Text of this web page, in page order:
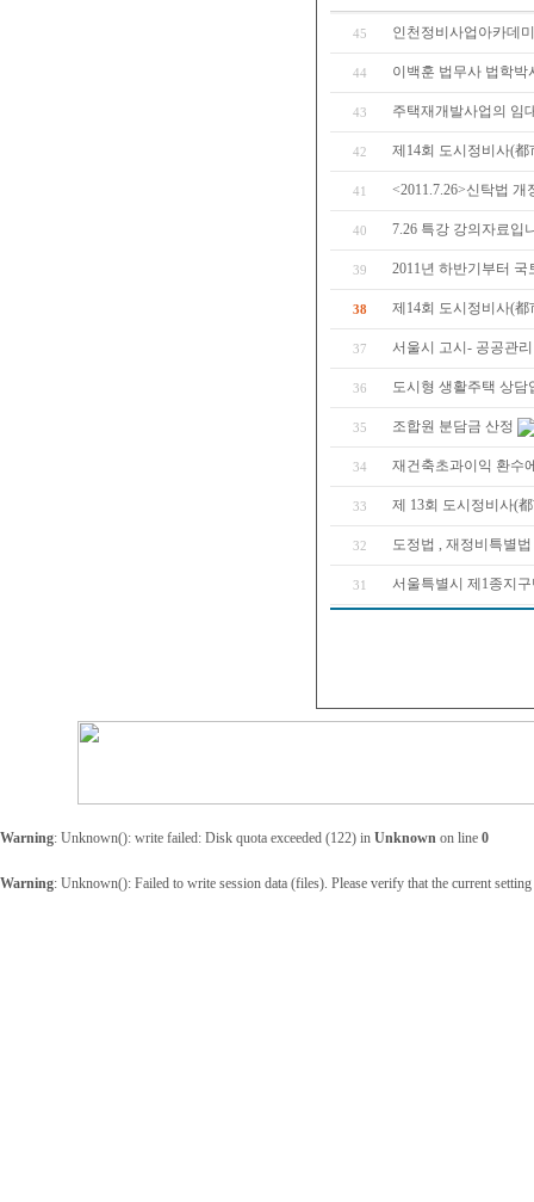
45 인천정비사업아카데
44 이백훈 법무사 법학박
43 주택재개발사업의 임
42 제14회 도시정비사(
41 <2011.7.26>신탁법 개
40 7.26 특강 강의자료
39 2011년 하반기부터
38 제14회 도시정비사(
37 서울시 고시- 공공관
36 도시형 생활주택 상담
35 조합원 분담금 산정
34 재건축초과이익 환수
33 제 13회 도시정비사(
32 도정법 , 재정비특별
31 서울특별시 제1종지
Warning: Unknown(): write failed: Disk quota exceeded (122) in Unknown on line 0
Warning: Unknown(): Failed to write session data (files). Please verify that the current